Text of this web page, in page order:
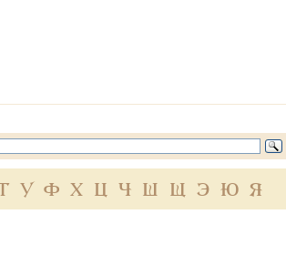
У Ф Х Ц Ч Ш Щ Э Ю Я